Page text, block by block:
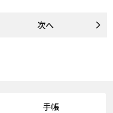
next set of
次へ
手帳